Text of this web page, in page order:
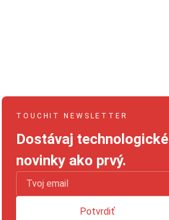
TOUCHIT NEWSLETTER
Dostávaj technologické
novinky ako prvý.
Potvrdiť